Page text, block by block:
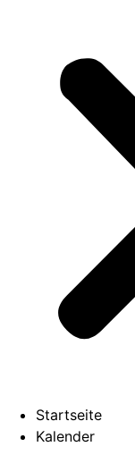
Startseite
Kalender